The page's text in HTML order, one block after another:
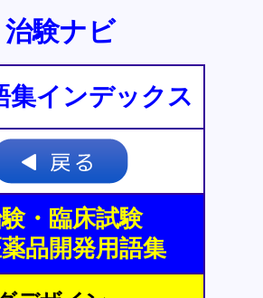
治験ナビ
集インデックス
・臨床試験
品開発用語集